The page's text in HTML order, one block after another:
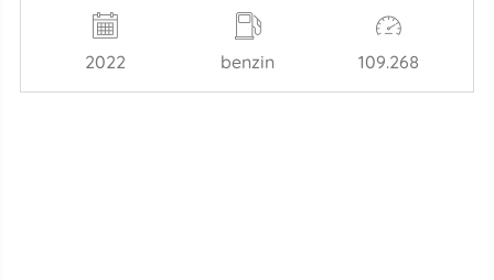
2022 benzin 109.268